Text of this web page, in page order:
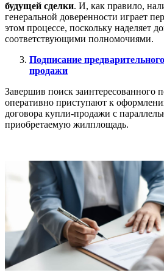
будущей сделки. И, как правило,
генеральной доверенности играет
этом процессе, поскольку наделяет
соответствующими полномочиями.
Подписание
продажи
Завершив поиск заинтересованного
оперативно приступают к
договора купли-продажи с
приобретаемую жилплощадь.